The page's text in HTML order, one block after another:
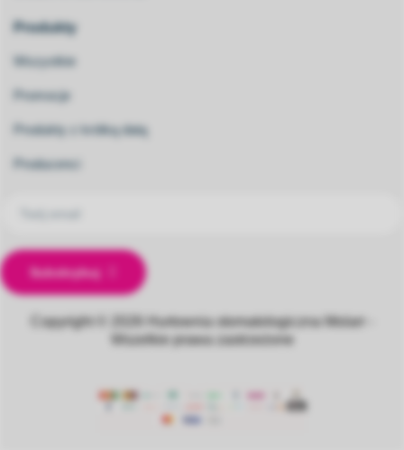
Produkty
Wszystkie
Promocje
Produkty z krótką datą
Producenci
Subskrybuj
Copyright © 2026
Hurtownia stomatologiczna Molarr -
Wszelkie prawa zastrzeżone